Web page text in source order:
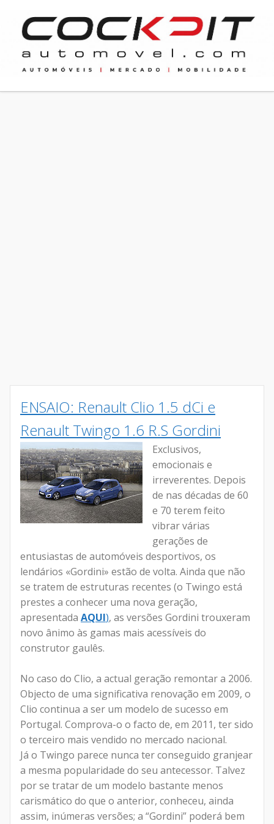
ENSAIO: Renault Clio 1.5 dCi e
Renault Twingo 1.6 R.S Gordini
Exclusivos,
emocionais e
irreverentes. Depois
de nas décadas de 60
e 70 terem feito
vibrar várias
gerações de
entusiastas de automóveis desportivos, os
lendários «Gordini» estão de volta. Ainda que não
se tratem de estruturas recentes (o Twingo está
prestes a conhecer uma nova geração,
apresentada AQUI), as versões Gordini trouxeram
novo ânimo às gamas mais acessíveis do
construtor gaulês.
No caso do Clio, a actual geração remontar a 2006.
Objecto de uma significativa renovação em 2009, o
Clio continua a ser um modelo de sucesso em
Portugal. Comprova-o o facto de, em 2011, ter sido
o terceiro mais vendido no mercado nacional.
Já o Twingo parece nunca ter conseguido granjear
a mesma popularidade do seu antecessor. Talvez
por se tratar de um modelo bastante menos
carismático do que o anterior, conheceu, ainda
assim, inúmeras versões; a “Gordini” poderá bem